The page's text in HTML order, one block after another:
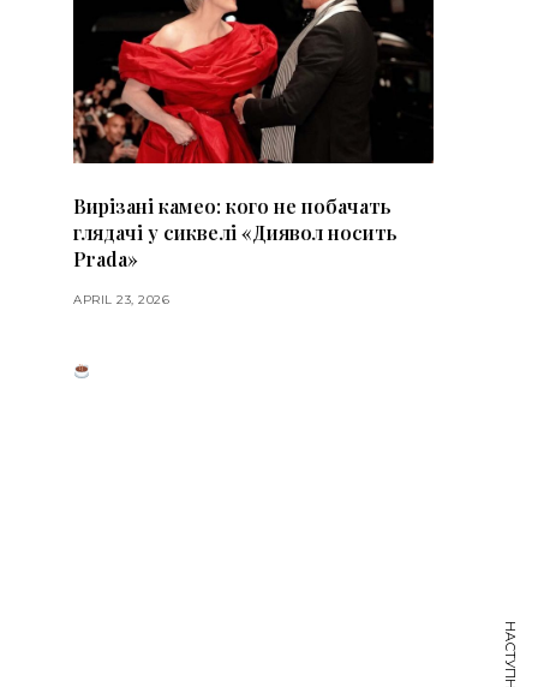
Вирізані камео: кого не побачать
глядачі у сиквелі «Диявол носить
Prada»
APRIL 23, 2026